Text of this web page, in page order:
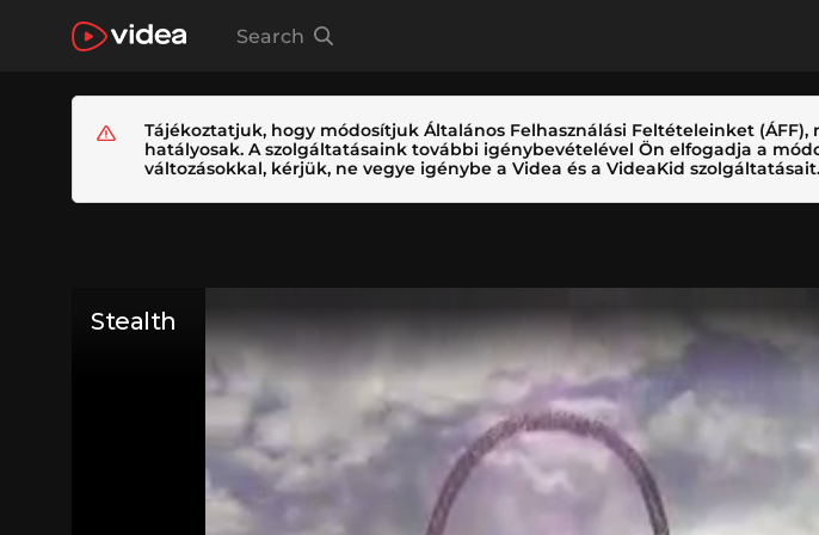
Search
Tájékoztatjuk, hogy módosítjuk Általános Felhasználási Feltételeinket (ÁFF),
hatályosak. A szolgáltatásaink további igénybevételével Ön elfogadja a
változásokkal, kérjük, ne vegye igénybe a Videa és a VideaKid szolgáltatásait.